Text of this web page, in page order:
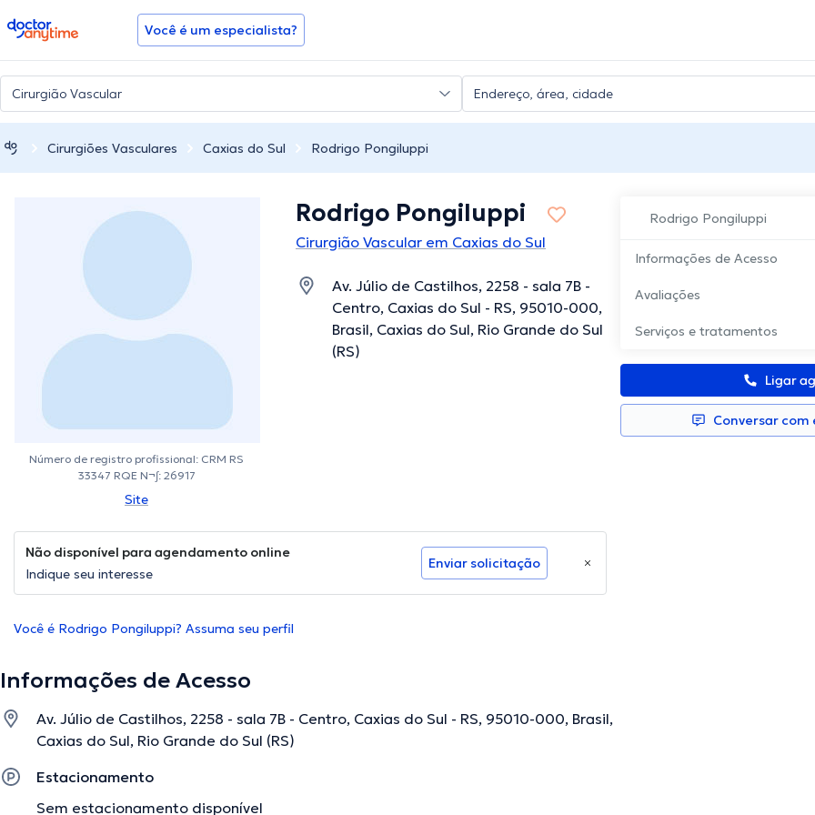
doctoranytime Você é um especialista?
Cirurgiões Vasculares Caxias do Sul Rodrigo Pongiluppi
Rodrigo Pongiluppi
Informações de Acesso
Avaliações
Serviços e tratamentos
Ligar
Conversar com
Número de registro profissional: CRM RS
33347 RQE N¬∫: 26917
Site
Rodrigo Pongiluppi
Cirurgião Vascular em Caxias do Sul
Av. Júlio de Castilhos, 2258 - sala 7B -
Centro, Caxias do Sul - RS, 95010-000,
Brasil, Caxias do Sul, Rio Grande do Sul
(RS)
Não disponível para agendamento online
Indique seu interesse
Enviar solicitação
Você é Rodrigo Pongiluppi? Assuma seu perfil
Informações de Acesso
Av. Júlio de Castilhos, 2258 - sala 7B - Centro, Caxias do Sul - RS, 95010-000, Brasil,
Caxias do Sul, Rio Grande do Sul (RS)
Estacionamento
Sem estacionamento disponível